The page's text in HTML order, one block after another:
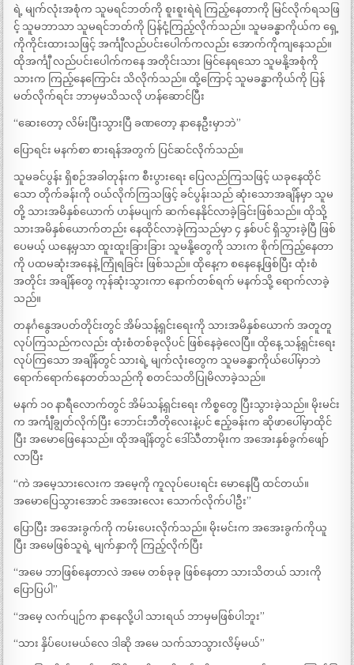
ရဲ့ မျက်လုံးအစုံက သူမရင်ဘတ်ကို စူးစူးရဲရဲ ကြည့်နေတာကို မြင်လိုက်ရသဖြ
င့် သူမဘာသာ သူမရင်ဘတ်ကို ပြန်ငုံ့ကြည့်လိုက်သည်။ သူမခန္ဓာကိုယ်က ရှေ့
ကိုကိုင်းထားသဖြင့် အင်္ကျီလည်ပင်းပေါက်ကလည်း အောက်ကိုကျနေသည်။
ထိုအင်္ကျီ လည်ပင်းပေါက်ကနေ အတိုင်းသား မြင်နေရသော သူမနို့အစုံကို
သားက ကြည့်နေကြောင်း သိလိုက်သည်။ ထို့ကြောင့် သူမခန္ဓာကိုယ်ကို ပြန်
မတ်လိုက်ရင်း ဘာမှမသိသလို ဟန်ဆောင်ပြီး
“ဆေးတော့ လိမ်းပြီးသွားပြီ ခဏတော့ နာနေဦးမှာဘဲ”
ပြောရင်း မနက်စာ စားရန်အတွက် ပြင်ဆင်လိုက်သည်။
သူမခင်ပွန်း ရှိစဉ်အခါတုန်းက စီးပွားရေး ပြေလည်ကြသဖြင့် ယခုနေထိုင်
သော တိုက်ခန်းကို ဝယ်လိုက်ကြသဖြင့် ခင်ပွန်းသည် ဆုံးသောအချိန်မှာ သူမ
တို့ သားအမိနှစ်ယောက် ဟန်မပျက် ဆက်နေနိုင်လာခဲ့ခြင်းဖြစ်သည်။ ထိုသို့
သားအမိနှစ်ယောက်တည်း နေထိုင်လာခဲ့ကြသည်မှာ ၄ နှစ်ပင် ရှိသွားခဲ့ပြီ ဖြစ်
ပေမယ့် ယနေ့မှသာ ထူးထူးခြားခြား သူမနို့တွေကို သားက စိုက်ကြည့်နေတာ
ကို ပထမဆုံးအနေနဲ့ ကြုံရခြင်း ဖြစ်သည်။ ထိုနေ့က စနေနေ့ဖြစ်ပြီး ထုံးစံ
အတိုင်း အချိန်တွေ ကုန်ဆုံးသွားကာ နောက်တစ်ရက် မနက်သို့ ရောက်လာခဲ့
သည်။
တနင်္ဂနွေအပတ်တိုင်းတွင် အိမ်သန့်ရှင်းရေးကို သားအမိနှစ်ယောက် အတူတူ
လုပ်ကြသည်ကလည်း ထုံးစံတစ်ခုလိုပင် ဖြစ်နေခဲ့လေပြီ။ ထိုနေ့ သန့်ရှင်းရေး
လုပ်ကြသော အချိန်တွင် သားရဲ့ မျက်လုံးတွေက သူမခန္ဓာကိုယ်ပေါ်မှာဘဲ
ရောက်ရောက်နေတတ်သည်ကို စတင်သတိပြုမိလာခဲ့သည်။
မနက် ၁၀ နာရီလောက်တွင် အိမ်သန့်ရှင်းရေး ကိစ္စတွေ ပြီးသွားခဲ့သည်။ မိုးမင်း
က အင်္ကျီချွတ်လိုက်ပြီး ဘောင်းဘီတိုလေးနဲ့ပင် ဧည့်ခန်းက ဆိုဖာပေါ်မှာထိုင်
ပြီး အမောဖြေနေသည်။ ထိုအချိန်တွင် ဒေါ်သီတာမိုးက အအေးနှစ်ခွက်ဖျော်
လာပြီး
“ကဲ အမေ့သားလေးက အမေ့ကို ကူလုပ်ပေးရင်း မောနေပြီ ထင်တယ်။
အမောပြေသွားအောင် အအေးလေး သောက်လိုက်ပါဦး”
ပြောပြီး အအေးခွက်ကို ကမ်းပေးလိုက်သည်။ မိုးမင်းက အအေးခွက်ကိုယူ
ပြီး အမေဖြစ်သူရဲ့ မျက်နှာကို ကြည့်လိုက်ပြီး
“အမေ ဘာဖြစ်နေတာလဲ အမေ တစ်ခုခု ဖြစ်နေတာ သားသိတယ် သားကို
ပြောပြပါ”
“အမေ့ လက်ပျဉ်က နာနေလို့ပါ သားရယ် ဘာမှမဖြစ်ပါဘူး”
“သား နှိပ်ပေးမယ်လေ ဒါဆို အမေ သက်သာသွားလိမ့်မယ်”